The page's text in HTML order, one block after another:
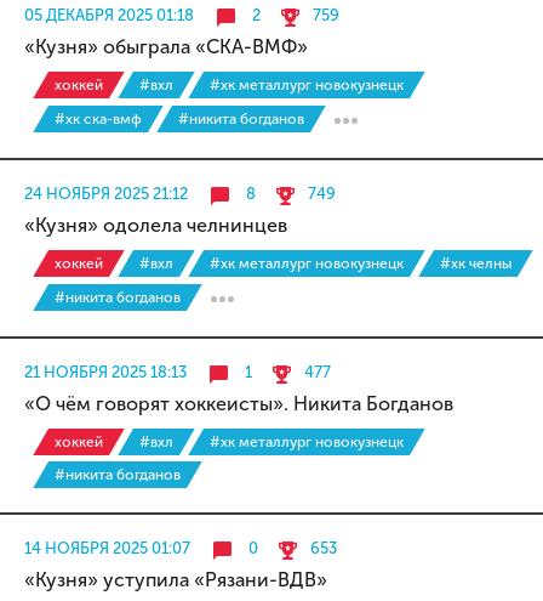
05 ДЕКАБРЯ 2025 01:18 2 759
«Кузня» обыграла «СКА-ВМФ»
хоккей #вхл
#хк металлург новокузнецк
#хк ска-вмф
#никита богданов
24 НОЯБРЯ 2025 21:12 8 749
«Кузня» одолела челнинцев
хоккей #вхл #хк металлург новокузнецк
#хк челны
#никита богданов
21 НОЯБРЯ 2025 18:13 1 477
«О чём говорят хоккеисты». Никита Богданов
хоккей #вхл
#хк металлург новокузнецк
#никита богданов
14 НОЯБРЯ 2025 01:07 0 653
«Кузня» уступила «Рязани-ВДВ»